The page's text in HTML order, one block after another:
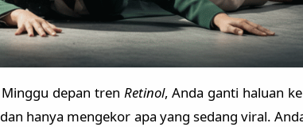
depan tren Retinol, Anda ganti haluan
hanya mengekor apa yang sedang viral.